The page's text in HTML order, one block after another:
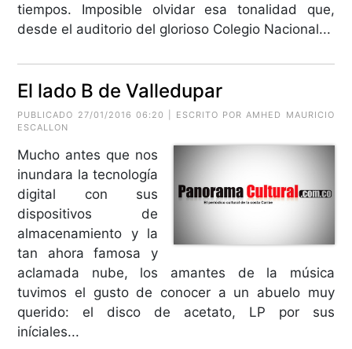
tiempos. Imposible olvidar esa tonalidad que,
desde el auditorio del glorioso Colegio Nacional...
El lado B de Valledupar
PUBLICADO 27/01/2016 06:20 | ESCRITO POR AMHED MAURICIO
ESCALLON
Mucho antes que nos
inundara la tecnología
digital con sus
dispositivos de
almacenamiento y la
tan ahora famosa y
aclamada nube, los amantes de la música
tuvimos el gusto de conocer a un abuelo muy
querido: el disco de acetato, LP por sus
iníciales...